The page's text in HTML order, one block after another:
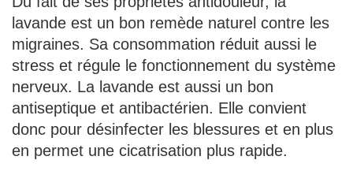
lavande est un bon remède naturel contre les
migraines. Sa consommation réduit aussi le
stress et régule le fonctionnement du système
nerveux. La lavande est aussi un bon
antiseptique et antibactérien. Elle convient
donc pour désinfecter les blessures et en plus
en permet une cicatrisation plus rapide.